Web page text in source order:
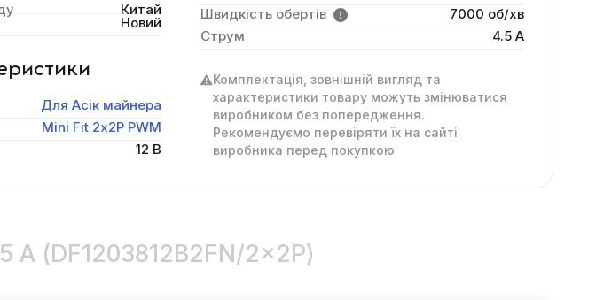
Китай
Новий
Для Асік майнера
Mini Fit 2х2P PWM
12 В
Швидкість обертів
7000 об/хв
Струм
4.5 А
Комплектація, зовнішній вигляд та
характеристики товару можуть змінюватися
виробником без попередження.
Рекомендуємо перевіряти їх на сайті
виробника перед покупкою
А (DF1203812B2FN/2×2P)